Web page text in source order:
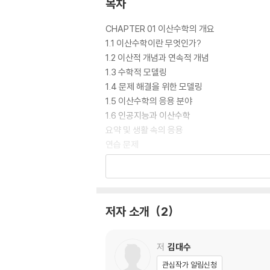
목차
CHAPTER 01 이산수학의 개요
1.1 이산수학이란 무엇인가?
1.2 이산적 개념과 연속적 개념
1.3 수학적 모델링
1.4 문제 해결을 위한 모델링
1.5 이산수학의 응용 분야
1.6 인공지능과 이산수학
요약 및 생활 속의 응용
연습 문제
2.3 항진 명제와 모순 명제
저자 소개 2
저 김대수
관심작가 알림신청